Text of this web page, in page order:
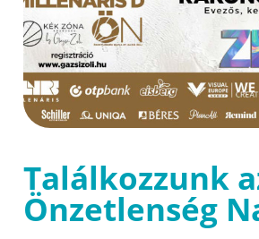
Találkozzunk
Önzetlenség